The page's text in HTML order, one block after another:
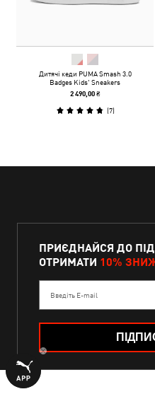
Дитячі кеди PUMA Smash 3.0
Badges Kids' Sneakers
2 490,00 ₴
(7)
ПРИЄДНАЙСЯ ДО
ОТРИМАТИ 10%
Введіть E-mail